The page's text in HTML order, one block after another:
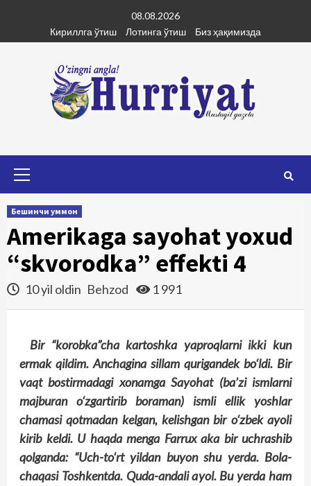
content
08.08.2026
Кириллга ўтиш
Лотинга ўтиш Биз ҳақимизда
Бешинчи уммон
Amerikaga sayohat yoxud
“skvorodka” effekti 4
10 yil oldin Behzod 1 991
Bir “korobka”cha kartoshka yaproqlarni ikki kun
ermak qildim. Anchagina sillam qurigandek bo‘ldi. Bir
vaqt bostirmadagi xonamga Sayohat (ba’zi ismlarni
majburan o‘zgartirib boraman) ismli ellik yoshlar
chamasi qotmadan kelgan, kelishgan bir o‘zbek ayoli
kirib keldi. U haqda menga Farrux aka bir uchrashib
qolganda: “Uch-to‘rt yildan buyon shu yerda. Bola-
chaqasi Toshkentda. Quda-andali ayol. Bu yerda ham